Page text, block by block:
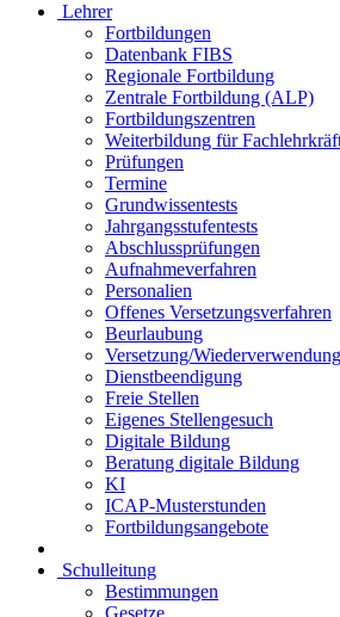
Lehrer
Fortbildungen
Datenbank FIBS
Regionale Fortbildung
Zentrale Fortbildung (ALP)
Fortbildungszentren
Weiterbildung für
Prüfungen
Termine
Grundwissentests
Jahrgangsstufentests
Abschlussprüfungen
Aufnahmeverfahren
Personalien
Offenes Versetzungsverfahren
Beurlaubung
Versetzung/Wiederverwendung
Dienstbeendigung
Freie Stellen
Eigenes Stellengesuch
Digitale Bildung
Beratung digitale Bildung
KI
ICAP-Musterstunden
Fortbildungsangebote
Schulleitung
Bestimmungen
Gesetze